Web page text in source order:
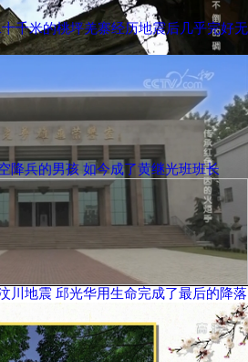
千米的桃坪羌寨经历地震后几乎完好无
降兵的男孩 如今成了黄继光班班长
川地震 邱光华用生命完成了最后的降落